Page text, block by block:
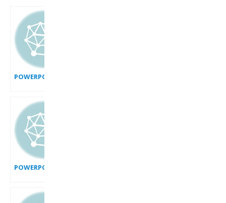
POWERPOINT_2007_EFFET_BATIR
POWERPOINT_2007_EFFET_ANIMATION_DIAGRAMME